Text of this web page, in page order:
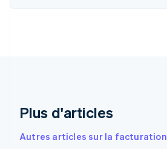
Plus d'articles
Autres articles sur la facturation
Espagne
Estonie